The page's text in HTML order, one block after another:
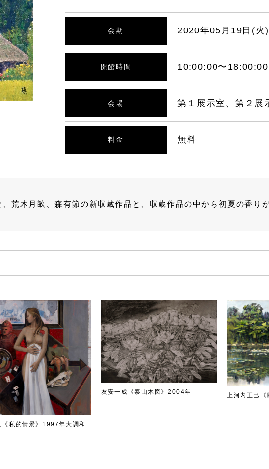
会期 2020年05月19日(火
開館時間 10:00:00〜18:00:00
会場 第１展示室、第２展
料金 無料
荒木月畝、森有節の新収蔵作品と、収蔵作品の中から初夏の香り
《私的情景》1997年大調和
友安一成《泰山木図》2004年
上河内正巳